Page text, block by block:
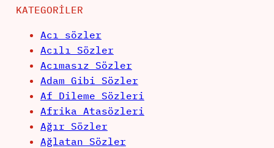
KATEGORILER
Acı sözler
Acılı Sözler
Acımasız Sözler
Adam Gibi Sözler
Af Dileme Sözleri
Afrika Atasözleri
Ağır Sözler
Ağlatan Sözler